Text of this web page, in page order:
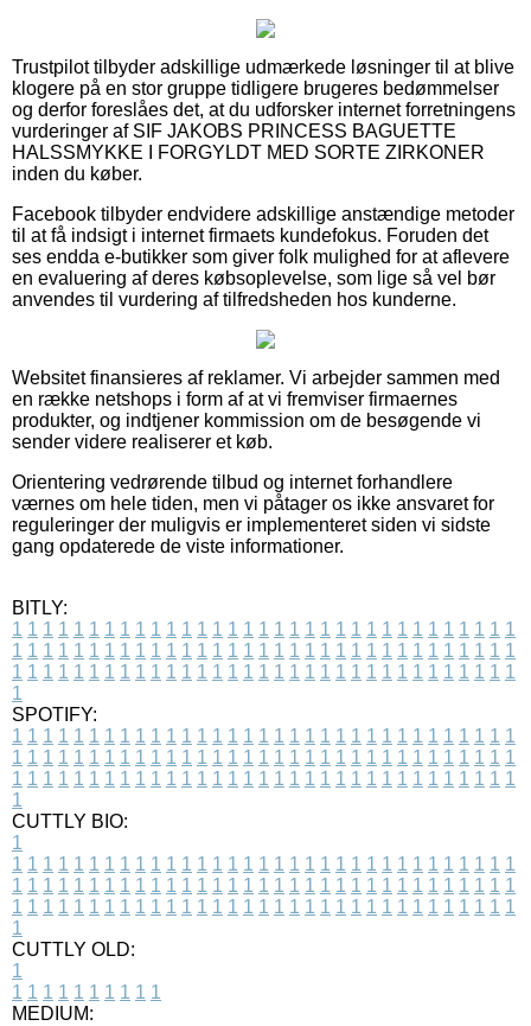
Trustpilot tilbyder adskillige udmærkede løsninger til at blive
klogere på en stor gruppe tidligere brugeres bedømmelser
og derfor foreslåes det, at du udforsker internet forretningens
vurderinger af SIF JAKOBS PRINCESS BAGUETTE
HALSSMYKKE I FORGYLDT MED SORTE ZIRKONER
inden du køber.
Facebook tilbyder endvidere adskillige anstændige metoder
til at få indsigt i internet firmaets kundefokus. Foruden det
ses endda e-butikker som giver folk mulighed for at aflevere
en evaluering af deres købsoplevelse, som lige så vel bør
anvendes til vurdering af tilfredsheden hos kunderne.
Websitet finansieres af reklamer. Vi arbejder sammen med
en række netshops i form af at vi fremviser firmaernes
produkter, og indtjener kommission om de besøgende vi
sender videre realiserer et køb.
Orientering vedrørende tilbud og internet forhandlere
værnes om hele tiden, men vi påtager os ikke ansvaret for
reguleringer der muligvis er implementeret siden vi sidste
gang opdaterede de viste informationer.
BITLY:
1 1 1 1 1 1 1 1 1 1 1 1 1 1 1 1 1 1 1 1 1 1 1 1 1 1 1 1 1 1 1 1 1
1 1 1 1 1 1 1 1 1 1 1 1 1 1 1 1 1 1 1 1 1 1 1 1 1 1 1 1 1 1 1 1 1
1 1 1 1 1 1 1 1 1 1 1 1 1 1 1 1 1 1 1 1 1 1 1 1 1 1 1 1 1 1 1 1 1
1
SPOTIFY:
1 1 1 1 1 1 1 1 1 1 1 1 1 1 1 1 1 1 1 1 1 1 1 1 1 1 1 1 1 1 1 1 1
1 1 1 1 1 1 1 1 1 1 1 1 1 1 1 1 1 1 1 1 1 1 1 1 1 1 1 1 1 1 1 1 1
1 1 1 1 1 1 1 1 1 1 1 1 1 1 1 1 1 1 1 1 1 1 1 1 1 1 1 1 1 1 1 1 1
1
CUTTLY BIO:
1
1 1 1 1 1 1 1 1 1 1 1 1 1 1 1 1 1 1 1 1 1 1 1 1 1 1 1 1 1 1 1 1 1
1 1 1 1 1 1 1 1 1 1 1 1 1 1 1 1 1 1 1 1 1 1 1 1 1 1 1 1 1 1 1 1 1
1 1 1 1 1 1 1 1 1 1 1 1 1 1 1 1 1 1 1 1 1 1 1 1 1 1 1 1 1 1 1 1 1
1
CUTTLY OLD:
1
1 1 1 1 1 1 1 1 1 1
MEDIUM: